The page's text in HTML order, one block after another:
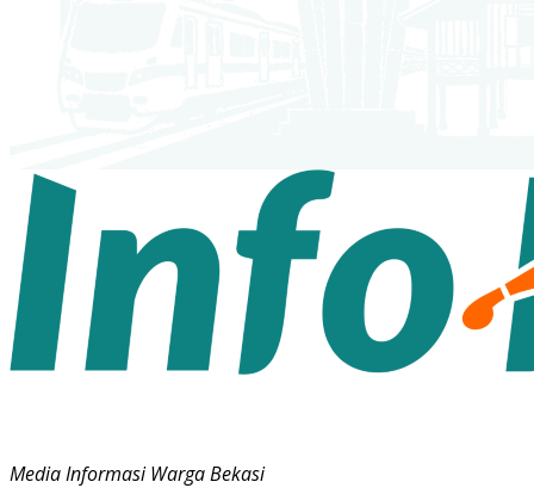
Media Informasi Warga Bekasi